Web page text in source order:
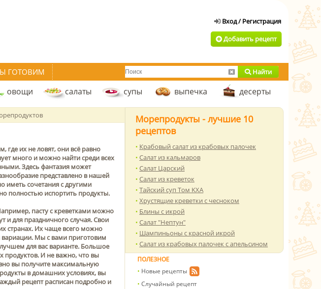
Добавить рецепт
ГОТОВИМ Найти
овощи салаты супы выпечка десерты
где их не ловят, они всё равно
много и можно найти среди всех
Здесь фантазия может
представлено в нашей
иметь сочетания с другими
полностью испортить продукты.
пасту с креветками можно
и для праздничного случая. Свои
странах. Их чаще всего можно
вариации. Мы с вами приготовим
для вас варианте. Большое
продуктов. И не важно, что вы
вы получите максимальную
в домашних условиях, вы
рецепт расписан подробно и
Морепродукты - лучшие 10
рецептов
Крабовый салат из крабовых палочек
Салат из кальмаров
Салат Царский
Салат из креветок
Тайский суп Том KXA
Хрустящие креветки с чесноком
Блины с икрой
Салат "Нептун"
Шампиньоны с красной икрой
Салат из крабовых палочек с апельсином
ПОЛЕЗНОЕ
Новые рецепты
Случайный рецепт